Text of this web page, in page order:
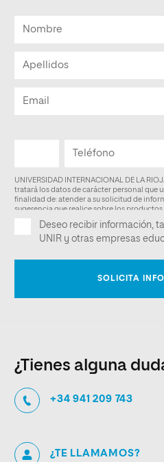
¿Tienes alguna
+34 941 209 743
¿TE LLAMAMOS?